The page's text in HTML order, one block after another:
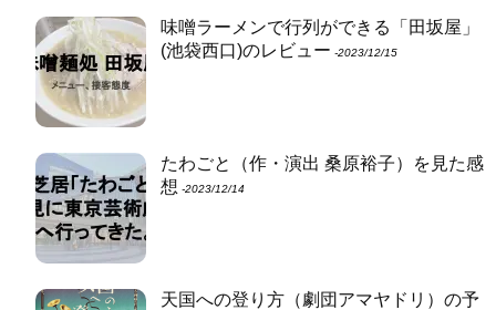
味噌ラーメンで行列ができる「田坂屋」
(池袋西口)のレビュー ‐2023/12/15
たわごと（作・演出 桑原裕子）を見た感
想 ‐2023/12/14
天国への登り方（劇団アマヤドリ）の予